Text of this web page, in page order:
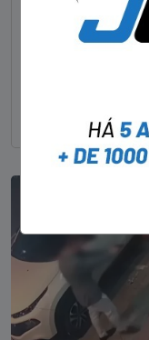
STAFF - OBV